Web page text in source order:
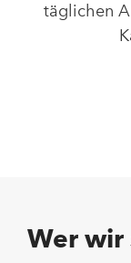
täglichen
Wer wir